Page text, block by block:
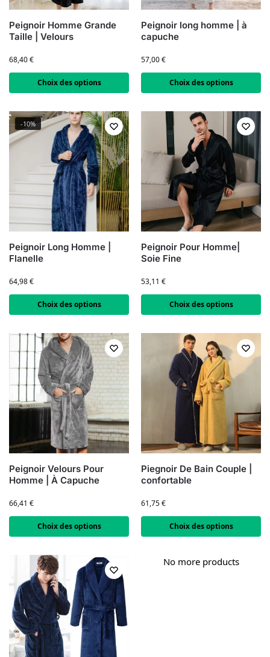
Peignoir Homme Grande
Taille | Velours
68,40€
Choix des options
Peignoir long homme | à
capuche
57,00€
Choix des options
-10%
Peignoir Long Homme |
Flanelle
64,98€
Choix des options
Peignoir Pour Homme|
Soie Fine
53,11 €
Choix des options
Peignoir Velours Pour
Homme | À Capuche
66,41 €
Choix des options
Piegnoir De Bain Couple |
confortable
61,75€
Choix des options
No more products